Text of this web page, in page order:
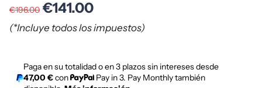
€196.00 €141.00
(*Incluye todos los impuestos)
Paga en su totalidad o en 3 plazos sin intereses desde
47,00 €con
Pay in 3. Pay Monthly también